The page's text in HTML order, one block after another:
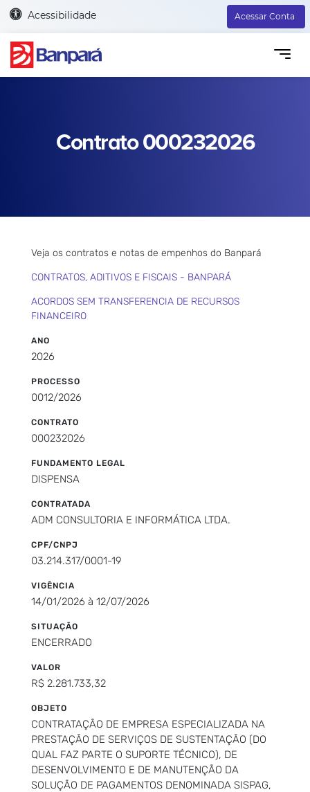
Acessibilidade Acessar Conta
Contrato 000232026
Veja os contratos e notas de empenhos do Banpará
CONTRATOS, ADITIVOS E FISCAIS - BANPARÁ
ACORDOS SEM TRANSFERENCIA DE RECURSOS
FINANCEIRO
ANO
2026
PROCESSO
0012/2026
CONTRATO
000232026
FUNDAMENTO LEGAL
DISPENSA
CONTRATADA
ADM CONSULTORIA E INFORMÁTICA LTDA.
CPF/CNPJ
03.214.317/0001-19
VIGÊNCIA
14/01/2026 à 12/07/2026
SITUAÇÃO
ENCERRADO
VALOR
R$ 2.281.733,32
OBJETO
CONTRATAÇÃO DE EMPRESA ESPECIALIZADA NA
PRESTAÇÃO DE SERVIÇOS DE SUSTENTAÇÃO (DO
QUAL FAZ PARTE O SUPORTE TÉCNICO), DE
DESENVOLVIMENTO E DE MANUTENÇÃO DA
SOLUÇÃO DE PAGAMENTOS DENOMINADA SISPAG,